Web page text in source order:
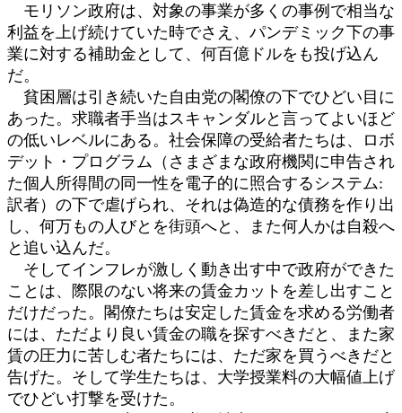
モリソン政府は、対象の事業が多くの事例で相当な
利益を上げ続けていた時でさえ、パンデミック下の事
業に対する補助金として、何百億ドルをも投げ込ん
だ。
貧困層は引き続いた自由党の閣僚の下でひどい目に
あった。求職者手当はスキャンダルと言ってよいほど
の低いレベルにある。社会保障の受給者たちは、ロボ
デット・プログラム（さまざまな政府機関に申告され
た個人所得間の同一性を電子的に照合するシステム:
訳者）の下で虐げられ、それは偽造的な債務を作り出
し、何万もの人びとを街頭へと、また何人かは自殺へ
と追い込んだ。
そしてインフレが激しく動き出す中で政府ができた
ことは、際限のない将来の賃金カットを差し出すこと
だけだった。閣僚たちは安定した賃金を求める労働者
には、ただより良い賃金の職を探すべきだと、また家
賃の圧力に苦しむ者たちには、ただ家を買うべきだと
告げた。そして学生たちは、大学授業料の大幅値上げ
でひどい打撃を受けた。